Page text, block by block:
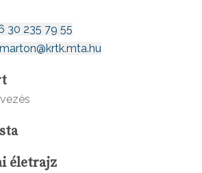
30 235 79 55
életrajz